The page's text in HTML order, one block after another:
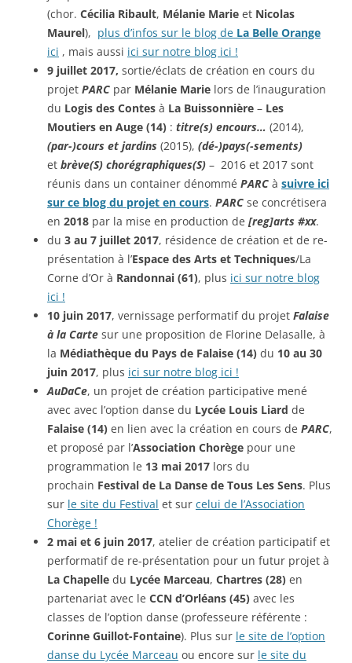
(chor. Cécilia Ribault, Mélanie Marie et Nicolas
Maurel), plus d’infos sur le blog de La Belle Orange
ici , mais aussi ici sur notre blog ici !
9 juillet 2017, sortie/éclats de création en cours du
projet PARC par Mélanie Marie lors de l’inauguration
du Logis des Contes à La Buissonnière – Les
Moutiers en Auge (14) : titre(s) encours… (2014),
(par-)cours et jardins (2015), (dé-)pays(-sements)
et brève(S) chorégraphiques(S) – 2016 et 2017 sont
réunis dans un container dénommé PARC à suivre ici
sur ce blog du projet en cours. PARC se concrétisera
en 2018 par la mise en production de [reg]arts #xx.
du 3 au 7 juillet 2017, résidence de création et de re-
présentation à l’Espace des Arts et Techniques/La
Corne d’Or à Randonnai (61), plus ici sur notre blog
ici !
10 juin 2017, vernissage performatif du projet Falaise
à la Carte sur une proposition de Florine Delasalle, à
la Médiathèque du Pays de Falaise (14) du 10 au 30
juin 2017, plus ici sur notre blog ici !
AuDaCe, un projet de création participative mené
avec avec l’option danse du Lycée Louis Liard de
Falaise (14) en lien avec la création en cours de PARC,
et proposé par l’Association Chorège pour une
programmation le 13 mai 2017 lors du
prochain Festival de La Danse de Tous Les Sens. Plus
sur le site du Festival et sur celui de l’Association
Chorège !
2 mai et 6 juin 2017, atelier de création participatif et
performatif de re-présentation pour un futur projet à
La Chapelle du Lycée Marceau, Chartres (28) en
partenariat avec le CCN d’Orléans (45) avec les
classes de l’option danse (professeure référente :
Corinne Guillot-Fontaine). Plus sur le site de l’option
danse du Lycée Marceau ou encore sur le site du